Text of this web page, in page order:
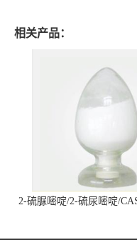
相关产品：
2-硫脲嘧啶/2-硫尿嘧啶/